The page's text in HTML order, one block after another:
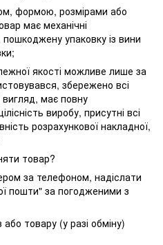
формою, розмірами або
має механічні
упаковку із вини
якості можливе лише за
збережено всі
вигляд, має повну
виробу, присутні всі
розрахункової накладної,
товар?
за телефоном, надіслати
пошти" за погодженими з
товару (у разі обміну)